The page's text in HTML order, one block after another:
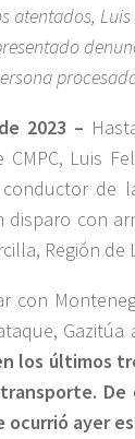
atentados,
2023 –
CMPC, Luis
de
disparo con
Región de
con
los últimos
De
ocurrió ayer